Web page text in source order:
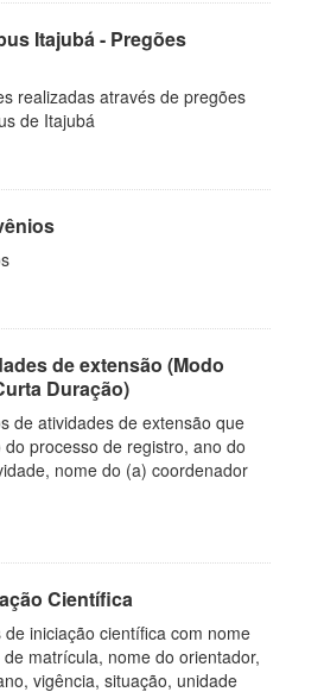
Itajubá - Pregões
realizadas através de pregões
de Itajubá
de extensão (Modo
Duração)
de atividades de extensão que
processo de registro, ano do
nome do (a) coordenador
Científica
iniciação científica com nome
matrícula, nome do orientador,
vigência, situação, unidade